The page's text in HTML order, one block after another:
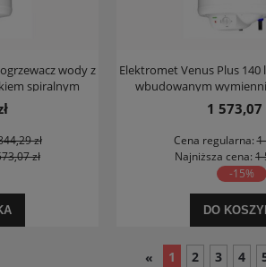
wody z
spiralnym
zł
zł
Elektromet Venus Plus 140
wbudowanym
pionowy
1 573,07
Cena regularna:1
Najniższa cena: 1
-15%
DO
« 1 2 3 4